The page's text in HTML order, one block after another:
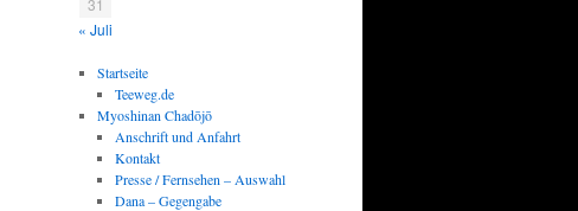
31
« Juli
Startseite
Teeweg.de
Myoshinan Chadōjō
Anschrift und Anfahrt
Kontakt
Presse / Fernsehen – Auswahl
Dana – Gegengabe